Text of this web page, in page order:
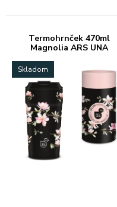
Termohrnček 470ml
Magnolia ARS UNA
Skladom